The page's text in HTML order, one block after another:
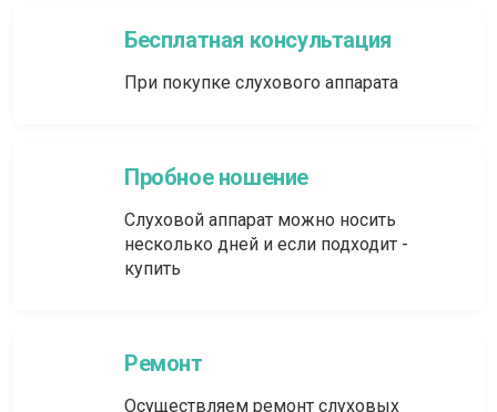
Бесплатная консультация
При покупке слухового аппарата
Пробное ношение
Слуховой аппарат можно носить
несколько дней и если подходит -
купить
Ремонт
Осуществляем ремонт слуховых